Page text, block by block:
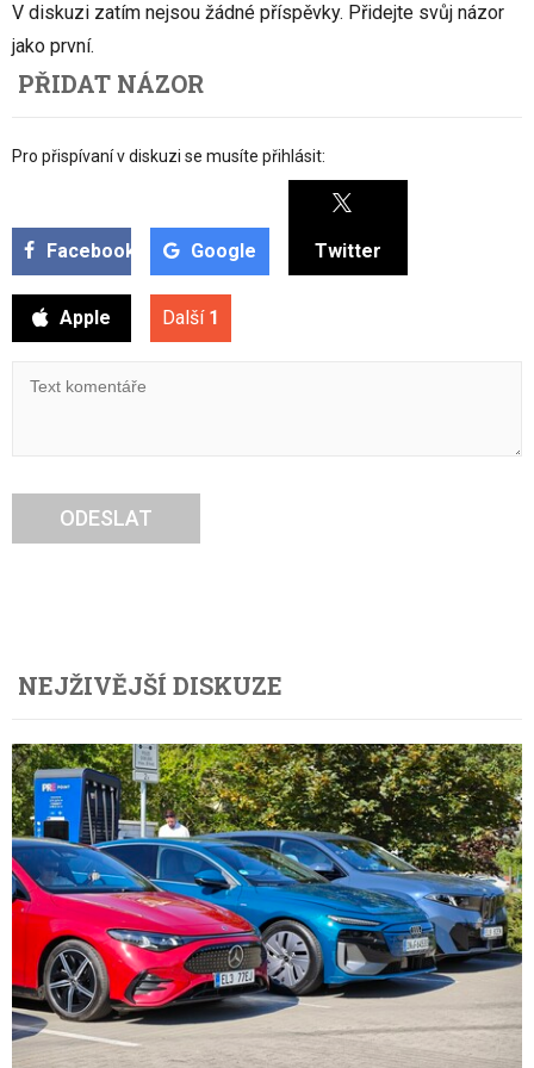
V diskuzi zatím nejsou žádné příspěvky. Přidejte svůj názor
jako první.
PŘIDAT NÁZOR
Pro přispívaní v diskuzi se musíte přihlásit:
Facebook Google Twitter
Apple Další 1
ODESLAT
NEJŽIVĚJŠÍ DISKUZE